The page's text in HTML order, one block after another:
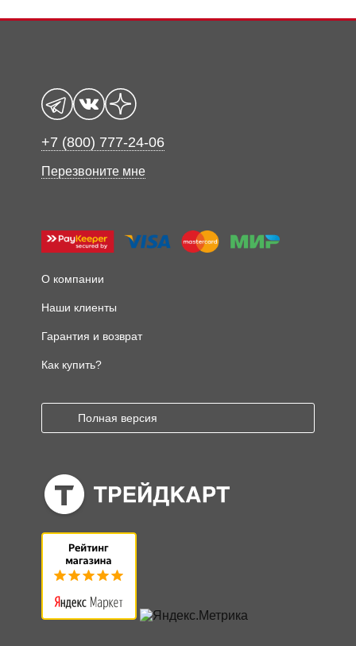
+7 (800) 777-24-06
Перезвоните мне
О компании
Наши клиенты
Гарантия и возврат
Как купить?
Полная версия